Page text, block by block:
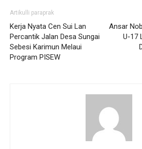
Artikulli paraprak
Kerja Nyata Cen Sui Lan
Percantik Jalan Desa Sungai
Sebesi Karimun Melaui
Program PISEW
Ansar
U-17